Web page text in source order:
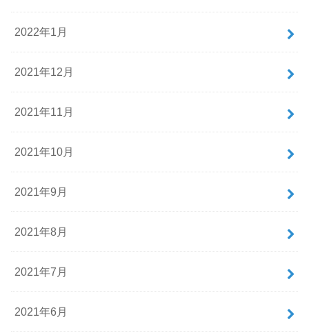
2022年1月
2021年12月
2021年11月
2021年10月
2021年9月
2021年8月
2021年7月
2021年6月